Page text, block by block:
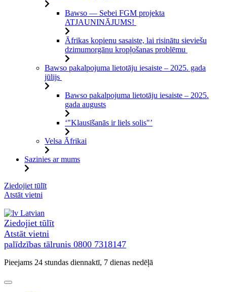
Bawso — Sebei FGM projekta
ATJAUNINĀJUMS!
Āfrikas kopienu sasaiste, lai risinātu sieviešu
dzimumorgānu kropļošanas problēmu
Bawso pakalpojuma lietotāju iesaiste – 2025. gada
jūlijs
Bawso pakalpojuma lietotāju iesaiste – 2025.
gada augusts
‘"Klausīšanās ir liels solis"’
Velsa Āfrikai
Sazinies ar mums
Pāriet
uz
Ziedojiet tūlīt
Atstāt vietni
Latvian
Ziedojiet tūlīt
Atstāt vietni
palīdzības tālrunis 0800 7318147
Pieejams 24 stundas diennaktī, 7 dienas nedēļā